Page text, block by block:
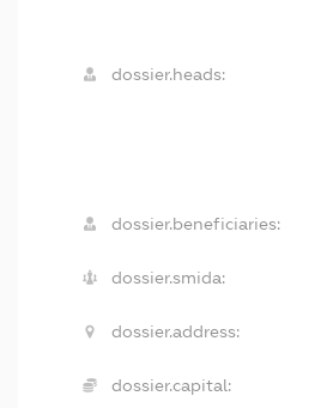
dossier.heads:
dossier.beneficiaries:
dossier.smida:
dossier.address:
dossier.capital: